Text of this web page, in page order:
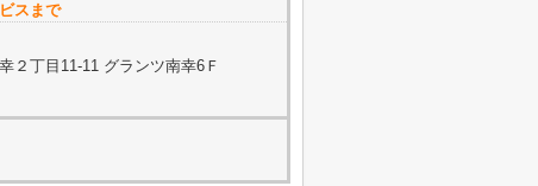
スまで
２丁目11-11 グランツ南幸6Ｆ